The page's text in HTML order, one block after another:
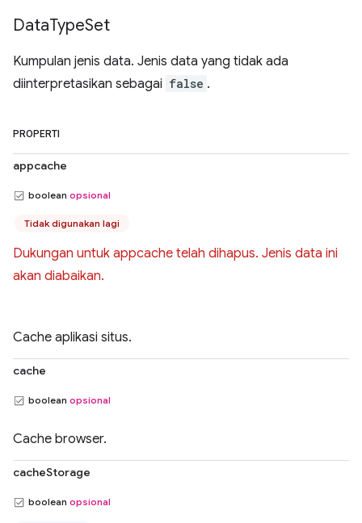
DataTypeSet
Kumpulan jenis data. Jenis data yang tidak ada
diinterpretasikan sebagai false .
PROPERTI
appcache
boolean opsional
Tidak digunakan lagi
Dukungan untuk appcache telah dihapus. Jenis data ini
akan diabaikan.
Cache aplikasi situs.
cache
boolean opsional
Cache browser.
cacheStorage
boolean opsional